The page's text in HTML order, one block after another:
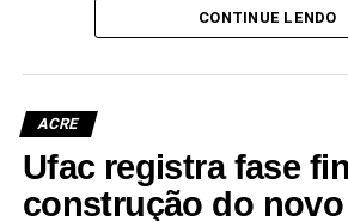
(Camila Barbosa, estagiária Ascom/Ufac)
Leia Mais: UFAC
CONTINUE LENDO
ACRE
Ufac registra fase
construção do